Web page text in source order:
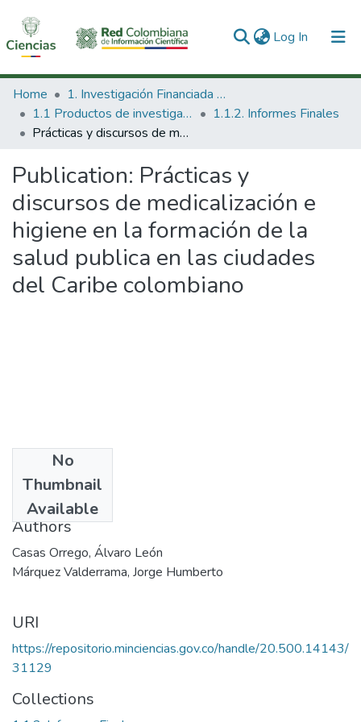
Log In (current)
Communities & Collections
All of DSpace
Home
1. Investigación Financiada con Recursos Públicos
1.1 Productos de investigación
1.1.2. Informes Finales
Prácticas y discursos de medicalización e higiene en la formación de la salud publica en las ciudades del Caribe colombiano
Publication: Prácticas y
discursos de medicalización e
higiene en la formación de la
salud publica en las ciudades
del Caribe colombiano
No
Thumbnail
Available
1997
Authors
Casas Orrego, Álvaro León
Márquez Valderrama, Jorge Humberto
URI
https://repositorio.minciencias.gov.co/handle/20.500.14143/
31129
Collections